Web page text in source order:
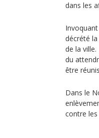
dans les
décrété
de la
du
être
Dans le
contre